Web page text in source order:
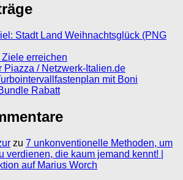
Stadt Land Weihnachtsglück (PNG
erreichen
Piazza / Netzwerk-Italien.de
mit Boni
Rabatt
zu 7 unkonventionelle Methoden, um
verdienen, die kaum jemand kennt! |
auf Marius Worch